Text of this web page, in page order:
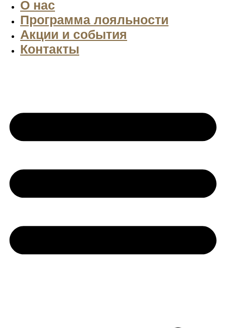
О нас
Программа лояльности
Акции и события
Контакты